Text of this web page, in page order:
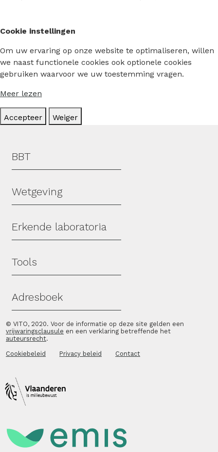
Cookie instellingen
Om uw ervaring op onze website te optimaliseren, willen
we naast functionele cookies ook optionele cookies
gebruiken waarvoor we uw toestemming vragen.
Meer lezen
Accepteer Weiger
Hoofdmenu
BBT
Wetgeving
Erkende laboratoria
Tools
Adresboek
© VITO, 2020. Voor de informatie op deze site gelden een
vrijwaringsclausule en een verklaring betreffende het
auteursrecht.
Cookiebeleid Privacy beleid Contact